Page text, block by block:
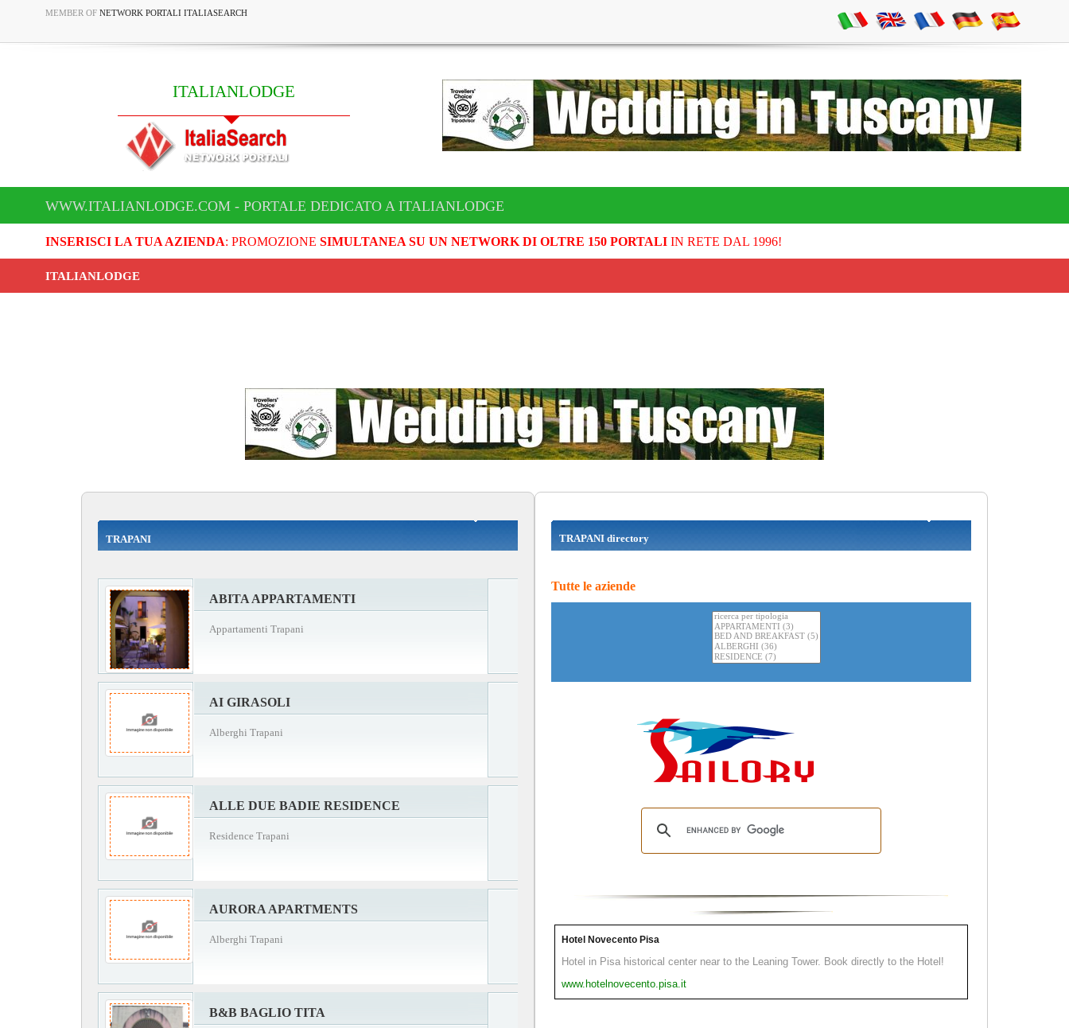
MEMBER OF NETWORK PORTALI ITALIASEARCH
ITALIANLODGE
WWW.ITALIANLODGE.COM - PORTALE DEDICATO A ITALIANLODGE
INSERISCI LA TUA AZIENDA: PROMOZIONE SIMULTANEA SU UN NETWORK DI OLTRE 150 PORTALIIN RETE DAL 1996!
ITALIANLODGE
TRAPANI
ABITA APPARTAMENTI
Appartamenti Trapani
AI GIRASOLI
Alberghi Trapani
ALLE DUE BADIE RESIDENCE
Residence Trapani
AURORA APARTMENTS
Alberghi Trapani
B&B BAGLIO TITA
TRAPANI directory
Tutte le aziende
Hotel Novecento Pisa
Hotel in Pisa historical center near to the Leaning Tower. Book directly to the Hotel!
www.hotelnovecento.pisa.it